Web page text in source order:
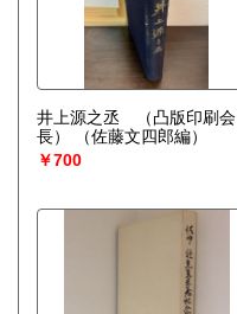
井上源之丞 （凸版印刷会
長）
（佐藤文四郎編）
￥700